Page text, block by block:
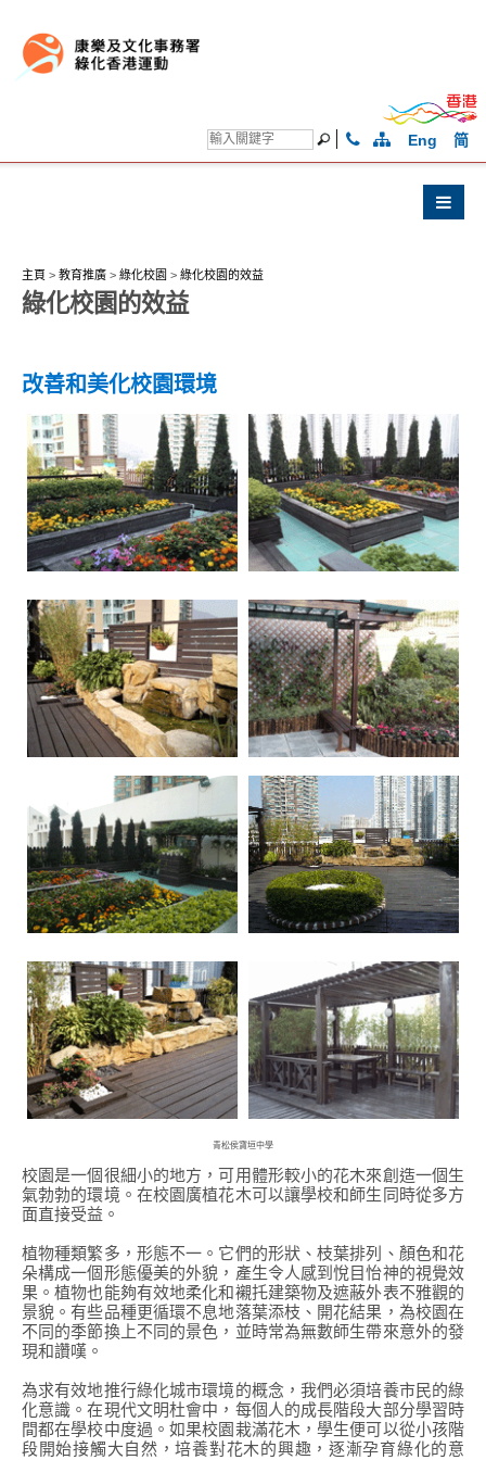
Eng 简
主頁 > 教育推廣 > 綠化校園 > 綠化校園的效益
綠化校園的效益
改善和美化校園環境
青松侯寶垣中學
校園是一個很細小的地方，可用體形較小的花木來創造一個生
氣勃勃的環境。在校園廣植花木可以讓學校和師生同時從多方
面直接受益。
植物種類繁多，形態不一。它們的形狀、枝葉排列、顏色和花
朵構成一個形態優美的外貌，產生令人感到悅目怡神的視覺效
果。植物也能夠有效地柔化和襯托建築物及遮蔽外表不雅觀的
景貌。有些品種更循環不息地落葉添枝、開花結果，為校園在
不同的季節換上不同的景色，並時常為無數師生帶來意外的發
現和讚嘆。
為求有效地推行綠化城市環境的概念，我們必須培養市民的綠
化意識。在現代文明杜會中，每個人的成長階段大部分學習時
間都在學校中度過。如果校園栽滿花木，學生便可以從小孩階
段開始接觸大自然，培養對花木的興趣，逐漸孕育綠化的意